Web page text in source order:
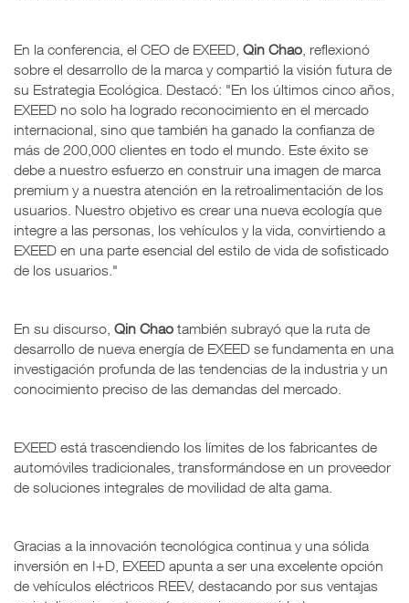
En la conferencia, el CEO de EXEED, Qin Chao , reflexionó
sobre el desarrollo de la marca y compartió la visión futura de
su Estrategia Ecológica. Destacó: "En los últimos cinco años,
EXEED no solo ha logrado reconocimiento en el mercado
internacional, sino que también ha ganado la confianza de
más de 200,000 clientes en todo el mundo. Este éxito se
debe a nuestro esfuerzo en construir una imagen de marca
premium y a nuestra atención en la retroalimentación de los
usuarios. Nuestro objetivo es crear una nueva ecología que
integre a las personas, los vehículos y la vida, convirtiendo a
EXEED en una parte esencial del estilo de vida de sofisticado
de los usuarios."
En su discurso, Qin Chao también subrayó que la ruta de
desarrollo de nueva energía de EXEED se fundamenta en una
investigación profunda de las tendencias de la industria y un
conocimiento preciso de las demandas del mercado.
EXEED está trascendiendo los límites de los fabricantes de
automóviles tradicionales, transformándose en un proveedor
de soluciones integrales de movilidad de alta gama.
Gracias a la innovación tecnológica continua y una sólida
inversión en I+D, EXEED apunta a ser una excelente opción
de vehículos eléctricos REEV, destacando por sus ventajas